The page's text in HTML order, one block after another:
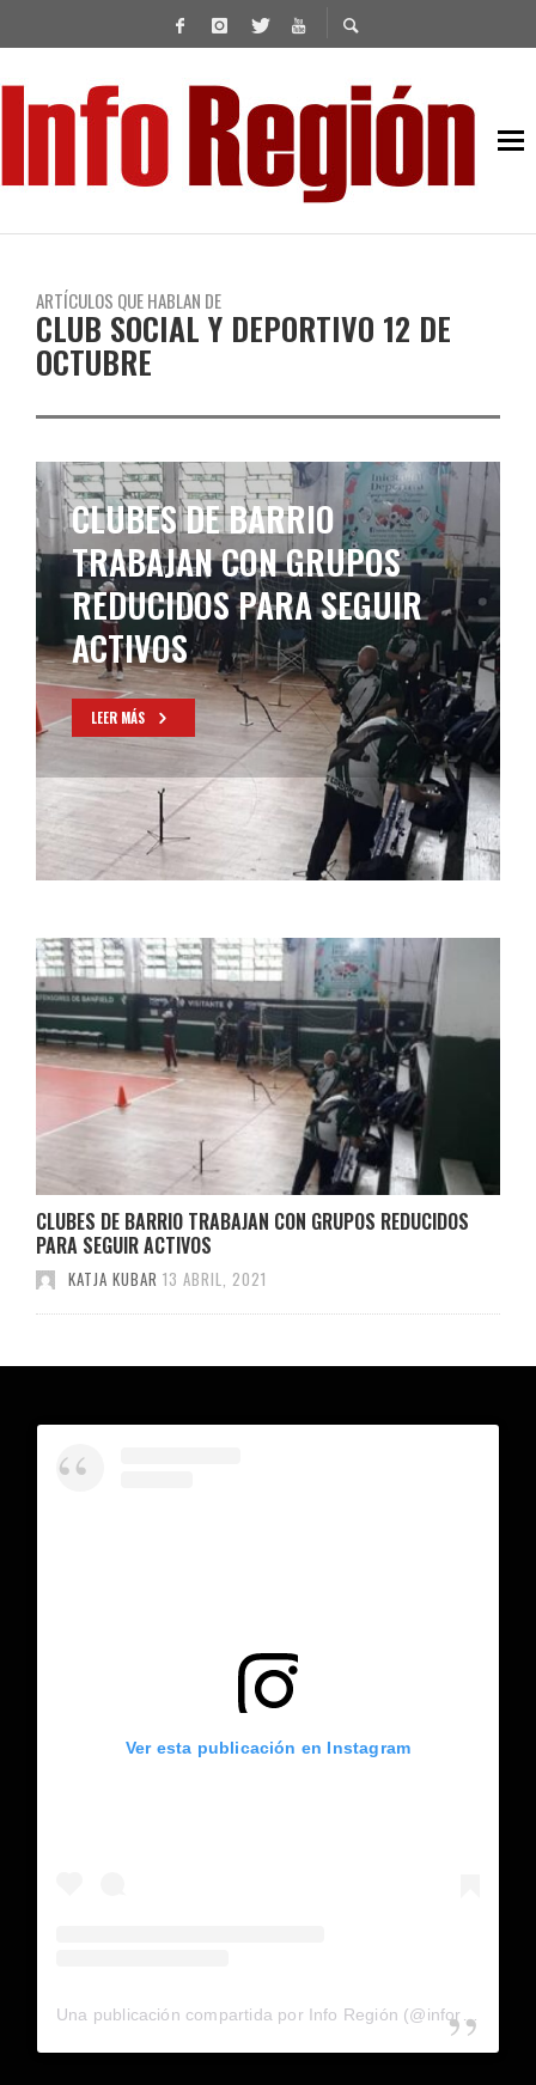
ARTÍCULOS QUE HABLAN DE
CLUB SOCIAL Y DEPORTIVO 12 DE
OCTUBRE
CLUBES DE BARRIO
TRABAJAN CON GRUPOS
REDUCIDOS PARA SEGUIR
ACTIVOS
LEER MÁS
CLUBES DE BARRIO TRABAJAN CON GRUPOS REDUCIDOS
PARA SEGUIR ACTIVOS
KATJA KUBAR 13 ABRIL, 2021
Ver esta publicación en Instagram